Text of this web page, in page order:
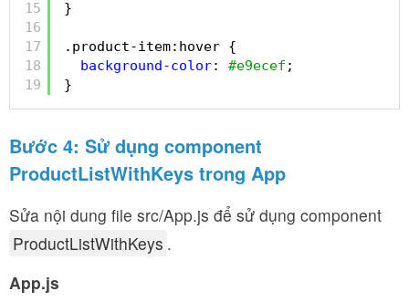
15
16
17
18
19
}
.product-item:hover {
background-color: #e9ecef ;
}
Bước 4: Sử dụng component
ProductListWithKeys trong App
Sửa nội dung file src/App.js để sử dụng component
ProductListWithKeys .
App.js